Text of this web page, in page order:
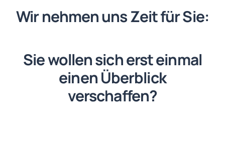
Wir nehmen uns Zeit für Sie:
Sie wollen sich erst einmal
einen Überblick
verschaffen?